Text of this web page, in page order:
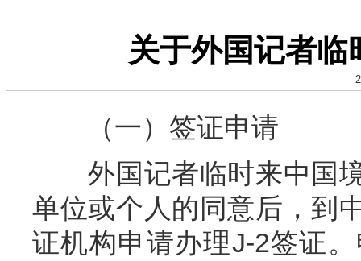
关于外国记者临
（一）签证申请
外国记者临时来中国境
单位或个人的同意后，到
证机构申请办理J-2签证